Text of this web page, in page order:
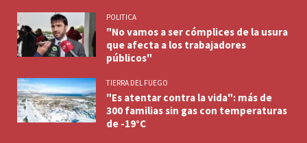
POLITICA
"No vamos a ser cómplices de la usura
que afecta a los trabajadores
públicos"
TIERRA DEL FUEGO
"Es atentar contra la vida": más de
300 familias sin gas con temperaturas
de -19°C